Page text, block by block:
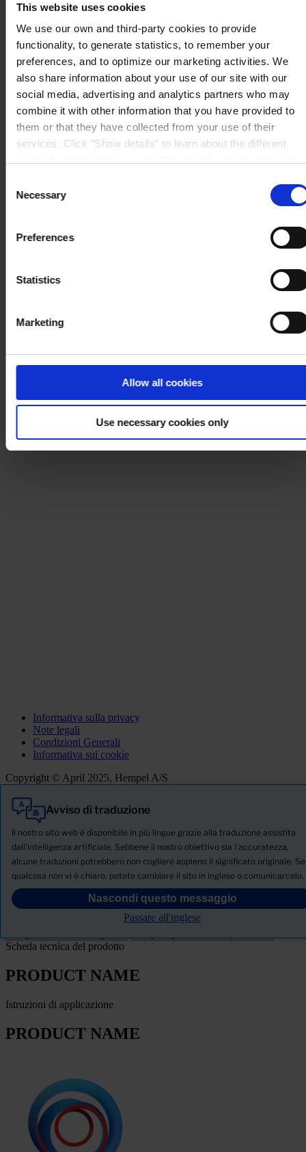
This website uses cookies
We use our own and third-party cookies to provide
functionality, to generate statistics, to remember your
preferences, and to optimize our marketing activities. We
also share information about your use of our site with our
social media, advertising and analytics partners who may
combine it with other information that you have provided to
them or that they have collected from your use of their
services. Click "Show details" to learn about the different
cookies after having received your consent. You may
withdraw your consent at any time by using the link in our
. If you would like to know more how we
process your personal data, please visit our
Selection
Necessary
Preferences
Statistics
Marketing
Allow all cookies
Use necessary cookies only
Dalmazia 71/4
16141 Genova
View on map
CONTATTACITel:+39 (010) 8356947
Fax:+39 (010) 8356950
HempelItaly@hempel.com
Informativa sulla privacy
Note legali
Condizioni Generali
Informativa sui cookie
Copyright © April 2025, Hempel A/S
Avviso di traduzione
Il nostro sito web è disponibile in più lingue grazie alla traduzione assistita
dall'intelligenza artificiale. Sebbene il nostro obiettivo sia l'accuratezza,
alcune traduzioni potrebbero non cogliere appieno il significato originale. Se
qualcosa non vi è chiaro, potete cambiare il sito in inglese o comunicarcelo.
Nascondi questo messaggio
Passare all'inglese
Tutti
Prodotti
SCHEDA TECNICA DI SICUREZZA
PRODUCT NAME
Scheda tecnica del prodotto
PRODUCT NAME
Istruzioni di applicazione
PRODUCT NAME